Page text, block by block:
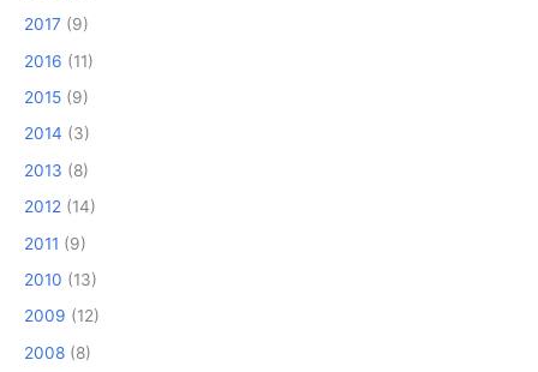
2017 (9)
2016 (11)
2015 (9)
2014 (3)
2013 (8)
2012 (14)
2011 (9)
2010 (13)
2009 (12)
2008 (8)